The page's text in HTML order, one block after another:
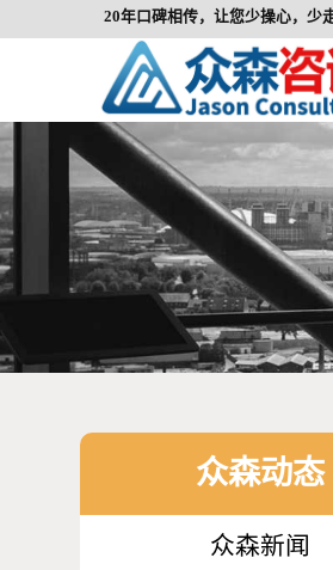
20年口碑相传，让您少操心，少
众森动态
众森新闻